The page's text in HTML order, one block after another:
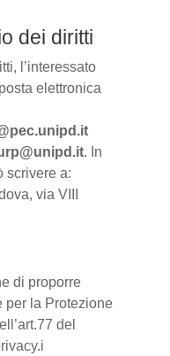
dei diritti
l’interessato
elettronica
. In
scrivere a:
via VIII
di proporre
per la Protezione
del